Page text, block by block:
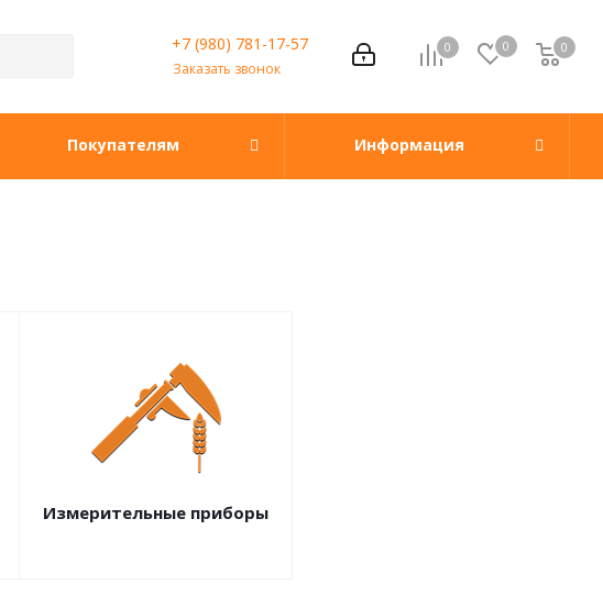
0 0 0
0
+7 (980) 781-17-57
Заказать звонок
Покупателям Информация
Измерительные приборы